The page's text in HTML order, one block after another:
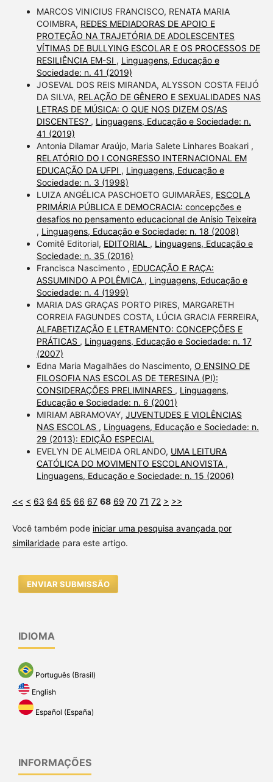
MARCOS VINICIUS FRANCISCO, RENATA MARIA
COIMBRA, REDES MEDIADORAS DE APOIO E
PROTEÇÃO NA TRAJETÓRIA DE ADOLESCENTES
VÍTIMAS DE BULLYING ESCOLAR E OS PROCESSOS DE
RESILIÊNCIA EM-SI , Linguagens, Educação e
Sociedade: n. 41 (2019)
JOSEVAL DOS REIS MIRANDA, ALYSSON COSTA FEIJÓ
DA SILVA, RELAÇÃO DE GÊNERO E SEXUALIDADES NAS
LETRAS DE MÚSICA: O QUE NOS DIZEM OS/AS
DISCENTES? , Linguagens, Educação e Sociedade: n.
41 (2019)
Antonia Dilamar Araújo, Maria Salete Linhares Boakari ,
RELATÓRIO DO I CONGRESSO INTERNACIONAL EM
EDUCAÇÃO DA UFPI , Linguagens, Educação e
Sociedade: n. 3 (1998)
LUIZA ANGÉLICA PASCHOETO GUIMARÃES, ESCOLA
PRIMÁRIA PÚBLICA E DEMOCRACIA: concepções e
desafios no pensamento educacional de Anísio Teixeira
, Linguagens, Educação e Sociedade: n. 18 (2008)
Comitê Editorial, EDITORIAL , Linguagens, Educação e
Sociedade: n. 35 (2016)
Francisca Nascimento , EDUCAÇÃO E RAÇA:
ASSUMINDO A POLÊMICA , Linguagens, Educação e
Sociedade: n. 4 (1999)
MARIA DAS GRAÇAS PORTO PIRES, MARGARETH
CORREIA FAGUNDES COSTA, LÚCIA GRACIA FERREIRA,
ALFABETIZAÇÃO E LETRAMENTO: CONCEPÇÕES E
PRÁTICAS , Linguagens, Educação e Sociedade: n. 17
(2007)
Edna Maria Magalhães do Nascimento, O ENSINO DE
FILOSOFIA NAS ESCOLAS DE TERESINA (PI):
CONSIDERAÇÕES PRELIMINARES , Linguagens,
Educação e Sociedade: n. 6 (2001)
MIRIAM ABRAMOVAY, JUVENTUDES E VIOLÊNCIAS
NAS ESCOLAS , Linguagens, Educação e Sociedade: n.
29 (2013): EDIÇÃO ESPECIAL
EVELYN DE ALMEIDA ORLANDO, UMA LEITURA
CATÓLICA DO MOVIMENTO ESCOLANOVISTA ,
Linguagens, Educação e Sociedade: n. 15 (2006)
<< < 63 64 65 66 67 68 69 70 71 72 > >>
Você também pode iniciar uma pesquisa avançada por
similaridadepara este artigo.
ENVIAR SUBMISSÃO
IDIOMA
Português (Brasil)
English
Español (España)
INFORMAÇÕES